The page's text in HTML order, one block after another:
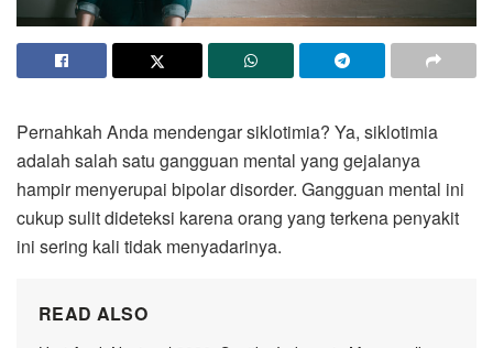
Pernahkah Anda mendengar siklotimia? Ya, siklotimia
adalah salah satu gangguan mental yang gejalanya
hampir menyerupai bipolar disorder. Gangguan mental ini
cukup sulit dideteksi karena orang yang terkena penyakit
ini sering kali tidak menyadarinya.
READ ALSO